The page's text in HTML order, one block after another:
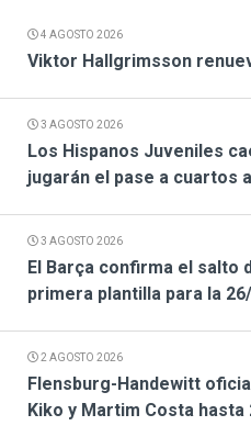
4 AGOSTO 2026
Viktor Hallgrimsson
3 AGOSTO 2026
Los Hispanos Juveniles
jugarán el pase a cuartos
3 AGOSTO 2026
El Barça confirma el salto
primera plantilla para la
2 AGOSTO 2026
Flensburg-Handewitt
Kiko y Martim Costa hasta